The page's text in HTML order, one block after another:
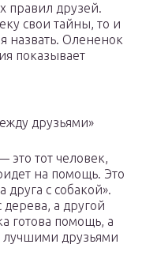
правил друзей.
свои тайны, то и
назвать. Олененок
показывает
друзьями»
это тот человек,
на помощь. Это
с собакой».
а другой
готова помощь, а
лучшими друзьями